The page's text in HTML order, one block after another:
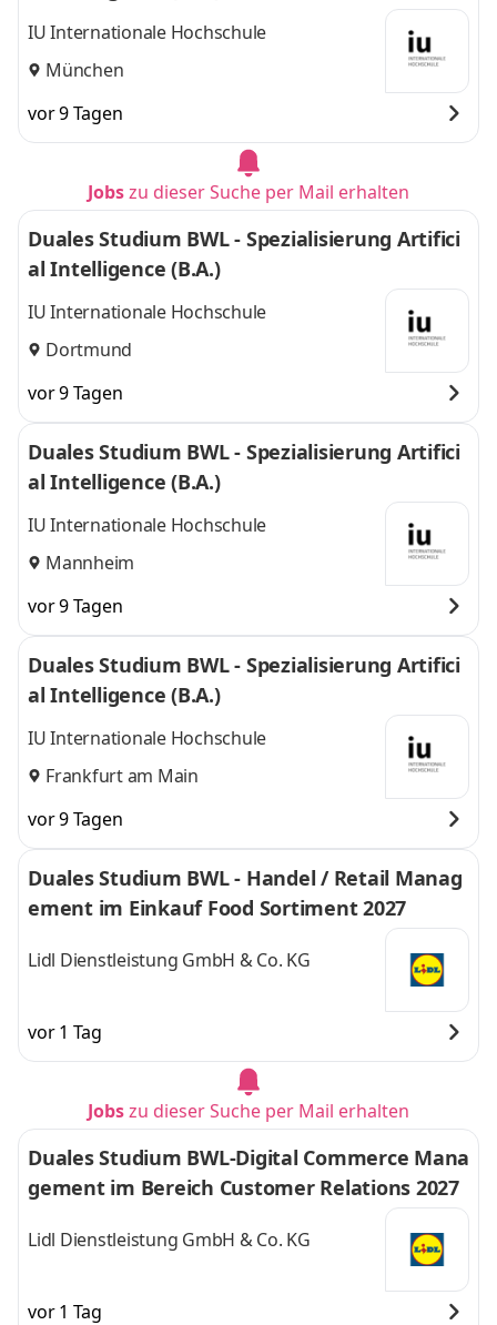
IU Internationale Hochschule
München
vor 9 Tagen
Jobszu dieser Suche per Mail erhalten
Duales Studium BWL - Spezialisierung Artifici
al Intelligence (B.A.)
IU Internationale Hochschule
Dortmund
vor 9 Tagen
Duales Studium BWL - Spezialisierung Artifici
al Intelligence (B.A.)
IU Internationale Hochschule
Mannheim
vor 9 Tagen
Duales Studium BWL - Spezialisierung Artifici
al Intelligence (B.A.)
IU Internationale Hochschule
Frankfurt am Main
vor 9 Tagen
Duales Studium BWL - Handel / Retail Manag
ement im Einkauf Food Sortiment 2027
Lidl Dienstleistung GmbH & Co. KG
vor 1 Tag
Jobszu dieser Suche per Mail erhalten
Duales Studium BWL-Digital Commerce Mana
gement im Bereich Customer Relations 2027
Lidl Dienstleistung GmbH & Co. KG
vor 1 Tag